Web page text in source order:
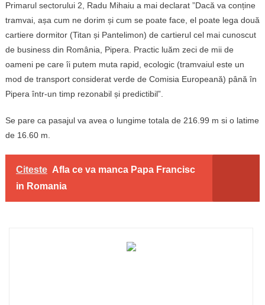
Primarul sectorului 2, Radu Mihaiu a mai declarat ”Dacă va conține
tramvai, așa cum ne dorim și cum se poate face, el poate lega două
cartiere dormitor (Titan și Pantelimon) de cartierul cel mai cunoscut
de business din România, Pipera. Practic luăm zeci de mii de
oameni pe care îi putem muta rapid, ecologic (tramvaiul este un
mod de transport considerat verde de Comisia Europeană) până în
Pipera într-un timp rezonabil și predictibil”.
Se pare ca pasajul va avea o lungime totala de 216.99 m si o latime
de 16.60 m.
Citeste Afla ce va manca Papa Francisc
in Romania